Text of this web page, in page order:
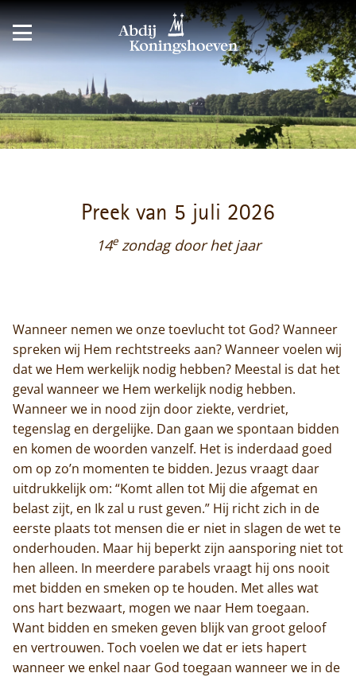
Preek van 5 juli 2026
14e zondag door het jaar
Wanneer nemen we onze toevlucht tot God? Wanneer
spreken wij Hem rechtstreeks aan? Wanneer voelen wij
dat we Hem werkelijk nodig hebben? Meestal is dat het
geval wanneer we Hem werkelijk nodig hebben.
Wanneer we in nood zijn door ziekte, verdriet,
tegenslag en dergelijke. Dan gaan we spontaan bidden
en komen de woorden vanzelf. Het is inderdaad goed
om op zo’n momenten te bidden. Jezus vraagt daar
uitdrukkelijk om: “Komt allen tot Mij die afgemat en
belast zijt, en Ik zal u rust geven.” Hij richt zich in de
eerste plaats tot mensen die er niet in slagen de wet te
onderhouden. Maar hij beperkt zijn aansporing niet tot
hen alleen. In meerdere parabels vraagt hij ons nooit
met bidden en smeken op te houden. Met alles wat
ons hart bezwaart, mogen we naar Hem toegaan.
Want bidden en smeken geven blijk van groot geloof
en vertrouwen. Toch voelen we dat er iets hapert
wanneer we enkel naar God toegaan wanneer we in de